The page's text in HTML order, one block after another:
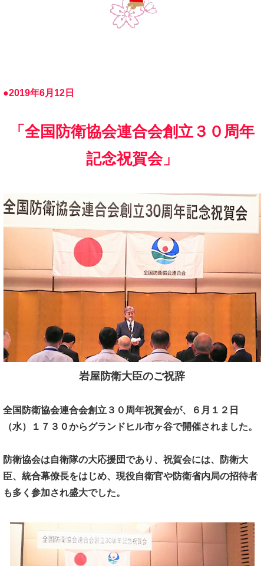
●2019年6月12日
「全国防衛協会連合会創立３０周年
記念祝賀会」
岩屋防衛大臣のご祝辞
全国防衛協会連合会創立３０周年祝賀会が、
６月１２日
（水）１７３０からグランドヒル市ヶ谷で開催されました。
防衛協会は自衛隊の大応援団であり、 祝賀会には、
防衛大
臣、 統合幕僚長をはじめ、 現役自衛官や防衛省内局の招待者
も多く参加され盛大でした。